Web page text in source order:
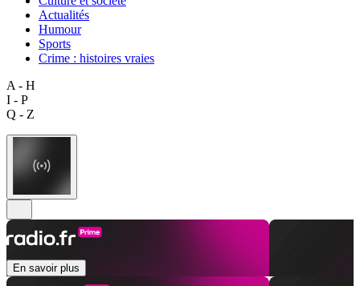
Actualités
Humour
Sports
Crime : histoires vraies
A - H
I - P
Q - Z
En savoir plus